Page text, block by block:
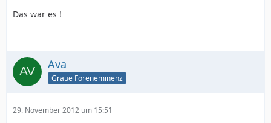
Das war es !
Ava
Graue Foreneminenz
29. November 2012 um 15:51